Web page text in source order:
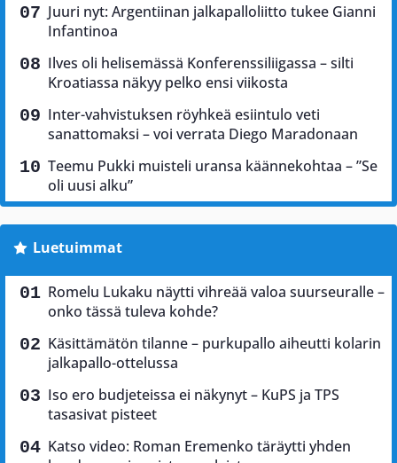
Juuri nyt: Argentiinan jalkapalloliitto tukee Gianni
Infantinoa
Ilves oli helisemässä Konferenssiliigassa – silti
Kroatiassa näkyy pelko ensi viikosta
Inter-vahvistuksen röyhkeä esiintulo veti
sanattomaksi – voi verrata Diego Maradonaan
Teemu Pukki muisteli uransa käännekohtaa – ”Se
oli uusi alku”
Luetuimmat
Romelu Lukaku näytti vihreää valoa suurseuralle –
onko tässä tuleva kohde?
Käsittämätön tilanne – purkupallo aiheutti kolarin
jalkapallo-ottelussa
Iso ero budjeteissa ei näkynyt – KuPS ja TPS
tasasivat pisteet
Katso video: Roman Eremenko täräytti yhden